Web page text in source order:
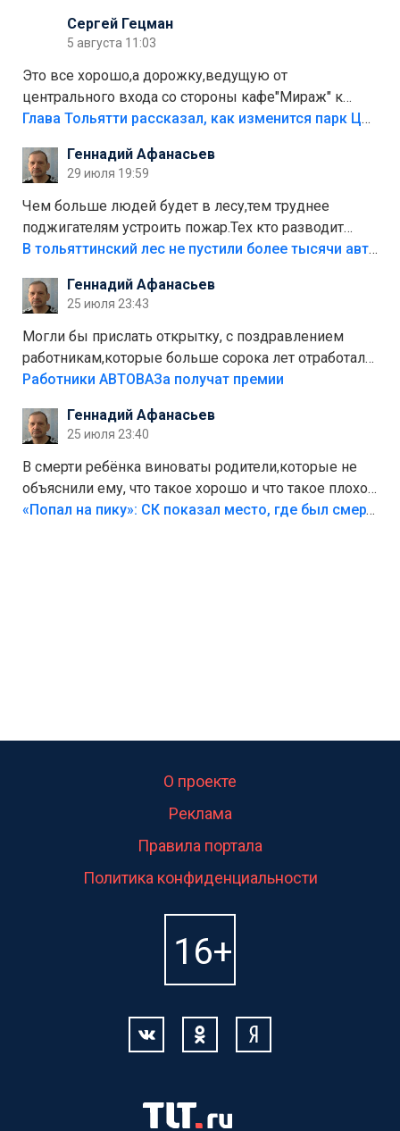
Сергей Гецман
5 августа 11:03
Это все хорошо,а дорожку,ведущую от
центрального входа со стороны кафе"Мираж" к
аттракционам слабо доделать?А то бордюры
лежала в парке и испортилась.Да еще,видимо,часть
украли.
Глава Тольятти рассказал, как изменится парк Центрального района
Геннадий Афанасьев
29 июля 19:59
Чем больше людей будет в лесу,тем труднее
поджигателям устроить пожар.Тех кто разводит
костры,тех надо безбожно штрафовать.Камер полно
Штрафы мизерные.
В тольяттинский лес не пустили более тысячи автомобилей
Геннадий Афанасьев
25 июля 23:43
Могли бы прислать открытку, с поздравлением
работникам,которые больше сорока лет отработали
на предприятии.
Работники АВТОВАЗа получат премии
Геннадий Афанасьев
25 июля 23:40
В смерти ребёнка виноваты родители,которые не
объяснили ему, что такое хорошо и что такое плохо!
Лезть через такой забор,верх безумия,есть же
«Попал на пику»: СК показал место, где был смертельно травмирован ребенок в Тольятти
О проекте
Реклама
Правила портала
Политика конфиденциальности